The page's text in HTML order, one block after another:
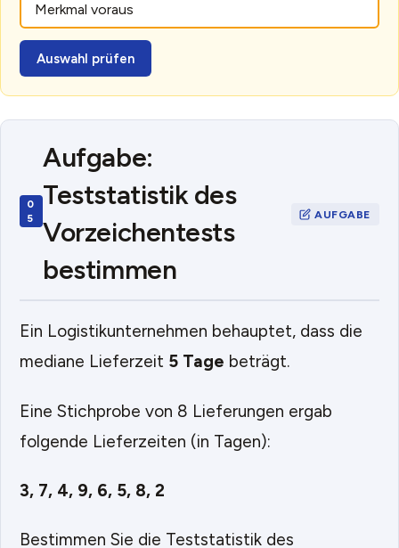
Merkmal voraus
Auswahl prüfen
Aufgabe:
Teststatistik des
Vorzeichentests
bestimmen
Ein Logistikunternehmen behauptet, dass die
mediane Lieferzeit 5 Tage beträgt.
Eine Stichprobe von 8 Lieferungen ergab
folgende Lieferzeiten (in Tagen):
3, 7, 4, 9, 6, 5, 8, 2
Bestimmen Sie die Teststatistik des